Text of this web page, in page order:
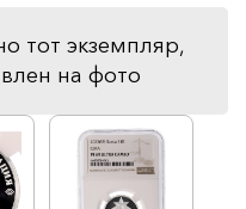
тот экземпляр,
на фото